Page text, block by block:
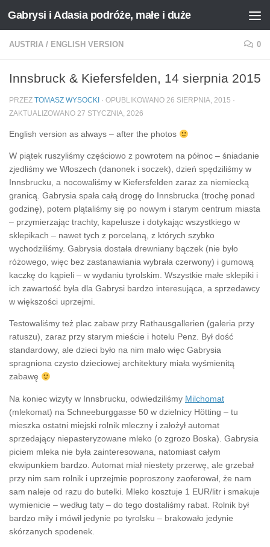
Przejdź do treści
Gabrysi i Adasia podróże, małe i duże
AUSTRIA / ENGLISH VERSION 0
Innsbruck & Kiefersfelden, 14 sierpnia 2015
PRZEZ TOMASZ WYSOCKI · OPUBLIKOWANO 26 SIERPNIA, 2015 ·
ZAKTUALIZOWANO 27 STYCZNIA, 2026
English version as always – after the photos
W piątek ruszyliśmy częściowo z powrotem na północ – śniadanie
zjedliśmy we Włoszech (danonek i soczek), dzień spędziliśmy w
Innsbrucku, a nocowaliśmy w Kiefersfelden zaraz za niemiecką
granicą. Gabrysia spała całą drogę do Innsbrucka (trochę ponad
godzinę), potem plątaliśmy się po nowym i starym centrum miasta
– przymierzając trachty, kapelusze i dotykając wszystkiego w
sklepikach – nawet tych z porcelaną, z których szybko
wychodziliśmy. Gabrysia dostała drewniany bączek (nie było
różowego, więc bez zastanawiania wybrała czerwony) i gumową
kaczkę do kąpieli – w wydaniu tyrolskim. Wszystkie małe sklepiki i
ich zawartość była dla Gabrysi bardzo interesująca, a sprzedawcy
w większości uprzejmi.
Testowaliśmy też plac zabaw przy Rathausgallerien (galeria przy
ratuszu), zaraz przy starym mieście i hotelu Penz. Był dość
standardowy, ale dzieci było na nim mało więc Gabrysia
spragniona czysto dzieciowej architektury miała wyśmienitą
zabawę
Na koniec wizyty w Innsbrucku, odwiedziliśmy Milchomat
(mlekomat) na Schneeburggasse 50 w dzielnicy Hötting – tu
mieszka ostatni miejski rolnik mleczny i założył automat
sprzedający niepasteryzowane mleko (o zgrozo Boska). Gabrysia
piciem mleka nie była zainteresowana, natomiast całym
ekwipunkiem bardzo. Automat miał niestety przerwę, ale grzebał
przy nim sam rolnik i uprzejmie poproszony zaoferował, że nam
sam naleje od razu do butelki. Mleko kosztuje 1 EUR/litr i smakuje
wymienicie – według taty – do tego dostaliśmy rabat. Rolnik był
bardzo miły i mówił jedynie po tyrolsku – brakowało jedynie
skórzanych spodenek.